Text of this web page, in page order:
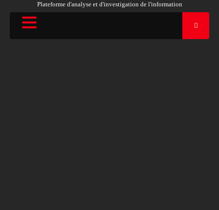
Plateforme d'analyse et d'investigation de l'information